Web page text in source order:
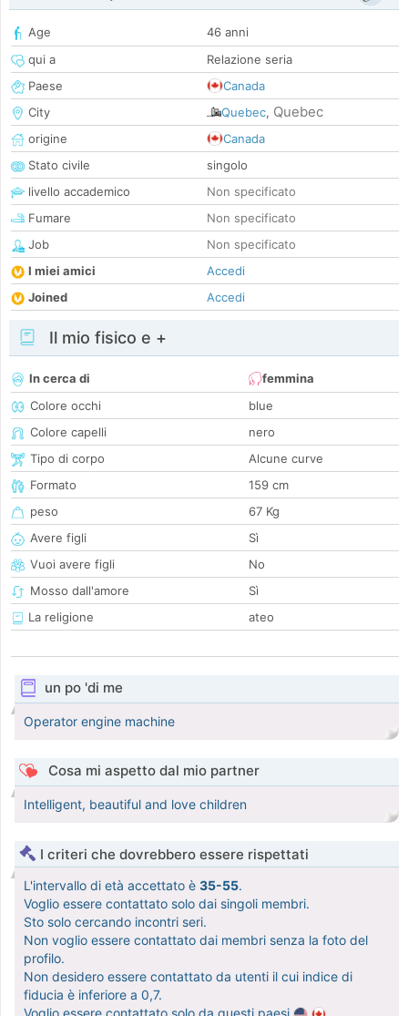
Age
46 anni
qui a
Relazione seria
Paese
Canada
City
Quebec, Quebec
origine
Canada
Stato civile
singolo
livello accademico
Non specificato
Fumare
Non specificato
Job
Non specificato
I miei amici
Accedi
Joined
Accedi
Il mio fisico e +
In cerca di
femmina
Colore occhi
blue
Colore capelli
nero
Tipo di corpo
Alcune curve
Formato
159 cm
peso
67 Kg
Avere figli
Sì
Vuoi avere figli
No
Mosso dall'amore
Sì
La religione
ateo
un po 'di me
Operator engine machine
Cosa mi aspetto dal mio partner
Intelligent, beautiful and love children
I criteri che dovrebbero essere rispettati
L'intervallo di età accettato è 35-55.
Voglio essere contattato solo dai singoli membri.
Sto solo cercando incontri seri.
Non voglio essere contattato dai membri senza la foto del
profilo.
Non desidero essere contattato da utenti il cui indice di
fiducia è inferiore a 0,7.